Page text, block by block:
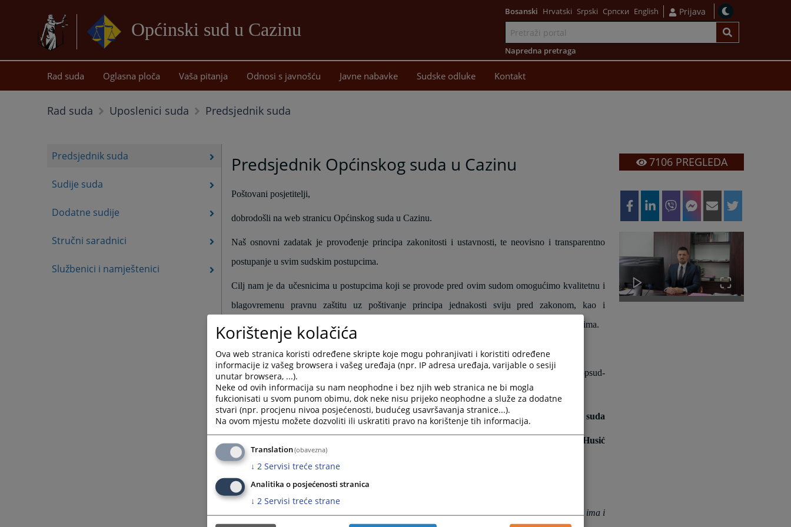
Općinski sud u Cazinu
sadržaj
Bosanski Hrvatski Srpski Српски English Prijava
Napredna pretraga
Rad suda Oglasna ploča Vaša pitanja Odnosi s javnošću Javne nabavke Sudske odluke Kontakt
Rad suda Uposlenici suda Predsjednik suda
Predsjednik suda
Sudije suda
Dodatne sudije
Stručni saradnici
Službenici i namještenici
Predsjednik Općinskog suda u Cazinu
Poštovani posjetitelji,
dobrodošli na web stranicu Općinskog suda u Cazinu.
Naš osnovni zadatak je provođenje principa zakonitosti i ustavnosti, te neovisno i transparentno
postupanje u svim sudskim postupcima.
Cilj nam je da učesnicima u postupcima koji se provode pred ovim sudom omogućimo kvalitetnu i
blagovremenu pravnu zaštitu uz poštivanje principa jednakosti sviju pred zakonom, kao i
uspostavljanje povjerenja građana u objektivno i nepristrasno postupanje sudija u svim predmetima.
Iskreno se nadamo da ćete na našoj web stranici pronaći potrebne informacije.
Vaša mišljenja, kritike, prijedloge i sugestije o web stranici možete dostaviti putem emaila
opsud-
cazin@pravosudje.ba
Predsjednik suda
Erol Husić
KRATKA BIOGRAFIJA:
Predsjednik Općinskog suda u Cazinu Erol Husić rođen je 11.04.1984. godine u Bihaću, gdje ima i
7106PREGLEDA
Korištenje kolačića
Ova web stranica koristi određene skripte koje mogu pohranjivati i koristiti određene
informacije iz vašeg browsera i vašeg uređaja (npr. IP adresa uređaja, varijable o sesiji
unutar browsera, ...).
Neke od ovih informacija su nam neophodne i bez njih web stranica ne bi mogla
fukcionisati u svom punom obimu, dok neke nisu prijeko neophodne a služe za dodatne
stvari (npr. procjenu nivoa posjećenosti, budućeg usavršavanja stranice...).
Na ovom mjestu možete dozvoliti ili uskratiti pravo na korištenje tih informacija.
Translation(obavezna)
↓ 2 Servisi treće strane
Analitika o posjećenosti stranica
↓ 2 Servisi treće strane